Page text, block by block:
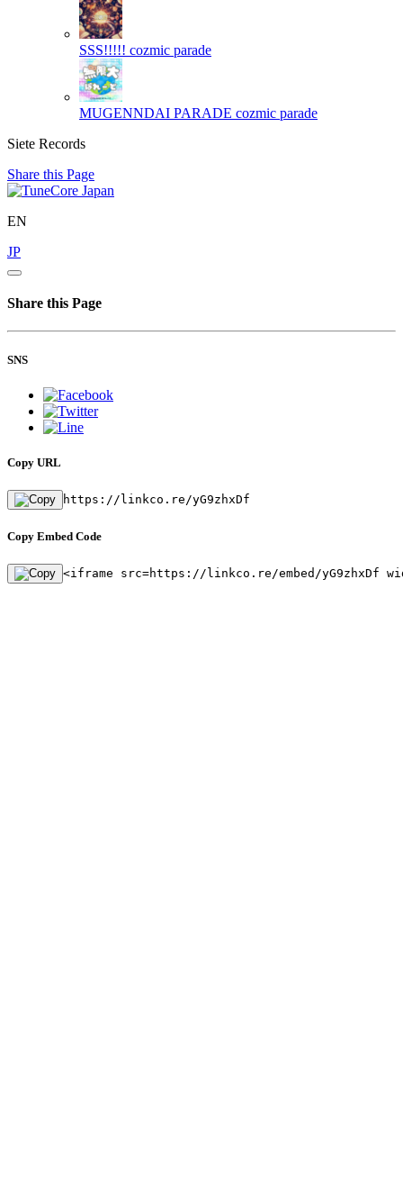
SSS!!!!! cozmic parade
MUGENNDAI PARADE cozmic parade
Siete Records
Share this Page
EN
JP
Share this Page
SNS
Copy URL
https://linkco.re/yG9zhxDf
Copy Embed Code
<iframe src=https://linkco.re/embed/yG9zhxDf